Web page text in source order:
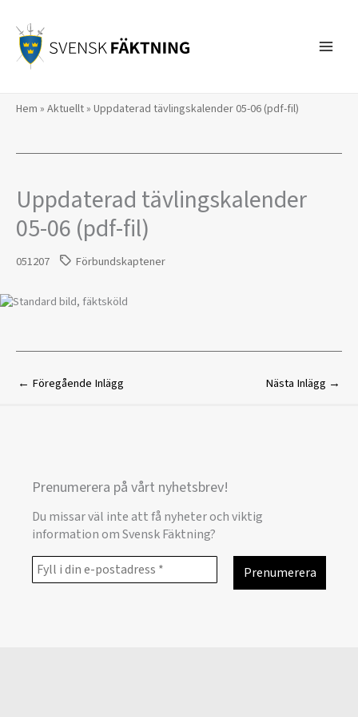
innehåll
Hem » Aktuellt» Uppdaterad tävlingskalender 05-06 (pdf-fil)
Uppdaterad tävlingskalender
05-06 (pdf-fil)
051207 Förbundskaptener
← Föregående Inlägg Nästa Inlägg →
Prenumerera på vårt nyhetsbrev!
Du missar väl inte att få nyheter och viktig
information om Svensk Fäktning?